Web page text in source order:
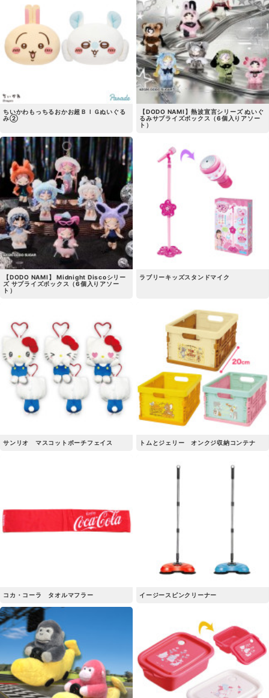
ちいかわもっちるおかお超ＢＩＧぬいぐる
み②
【DODO NAMI】熱波宣言シリーズ ぬいぐ
るみサプライズボックス（6個入りアソー
ト）
【DODO NAMI】 Midnight Discoシリー
ズ サプライズボックス（6個入りアソー
ト）
ラブリーキッズスタンドマイク
サンリオ マスコットポーチフェイス トムとジェリー オンクジ収納コンテナ
コカ・コーラ タオルマフラー イージースピンクリーナー